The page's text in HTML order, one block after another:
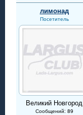
лимонад
Посетитель
Великий Новгород
Сообщений: 89